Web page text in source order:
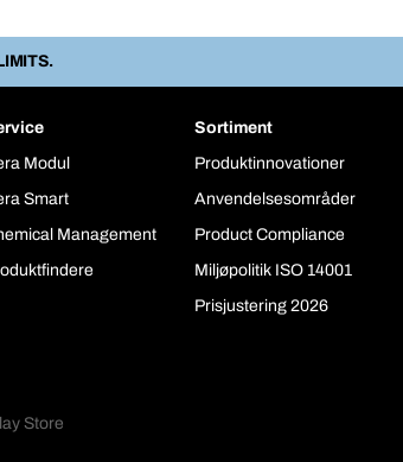
Modul
Smart
Management
Sortiment
Produktinnovationer
Anvendelsesområder
Product Compliance
Miljøpolitik ISO 14001
Prisjustering 2026